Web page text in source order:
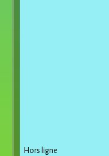
Hors ligne